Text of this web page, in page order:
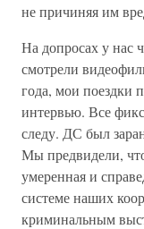
не причиняя им
На допросах у нас
смотрели
года, мои поездки
интервью. Все
следу. ДС был
Мы предвидели,
умеренная и
системе наших
криминальным